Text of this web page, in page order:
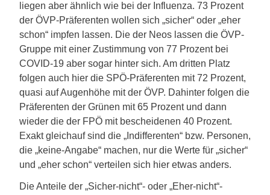
liegen aber ähnlich wie bei der Influenza. 73 Prozent
der ÖVP-Präferenten wollen sich „sicher“ oder „eher
schon“ impfen lassen. Die der Neos lassen die ÖVP-
Gruppe mit einer Zustimmung von 77 Prozent bei
COVID-19 aber sogar hinter sich. Am dritten Platz
folgen auch hier die SPÖ-Präferenten mit 72 Prozent,
quasi auf Augenhöhe mit der ÖVP. Dahinter folgen die
Präferenten der Grünen mit 65 Prozent und dann
wieder die der FPÖ mit bescheidenen 40 Prozent.
Exakt gleichauf sind die „Indifferenten“ bzw. Personen,
die „keine-Angabe“ machen, nur die Werte für „sicher“
und „eher schon“ verteilen sich hier etwas anders.
Die Anteile der „Sicher-nicht“- oder „Eher-nicht“-